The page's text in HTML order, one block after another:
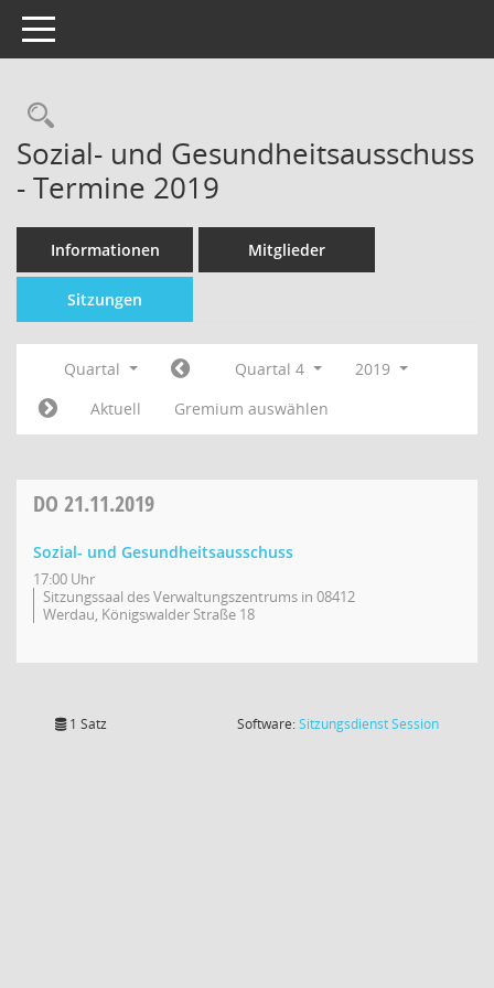
Toggle navigation
Sozial- und Gesundheitsausschuss
- Termine 2019
Informationen Mitglieder
Sitzungen
Quartal Quartal 4
2019
Aktuell
Gremium auswählen
DO 21.11.2019
Sozial- und Gesundheitsausschuss
17:00 Uhr
Sitzungssaal des Verwaltungszentrums in 08412
Werdau, Königswalder Straße 18
1 Satz Software:SitzungsdienstSession(Wird in